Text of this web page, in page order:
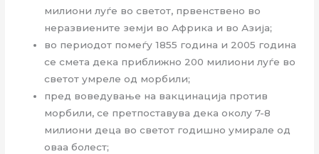
милиони луѓе во светот, првенствено во
неразвиените земји во Африка и во Азија;
во периодот помеѓу 1855 година и 2005 година
се смета дека приближно 200 милиони луѓе во
светот умреле од морбили;
пред воведување на вакцинација против
морбили, се претпоставува дека околу 7-8
милиони деца во светот годишно умирале од
оваа болест;